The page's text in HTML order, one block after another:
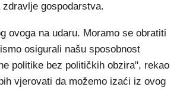
gospodarstva.
ovoga na udaru. Moramo se obratiti
osigurali našu sposobnost
politike bez političkih obzira", rekao
vjerovati da možemo izaći iz ovog